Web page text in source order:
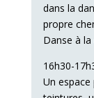
dans la
propre
Danse à
16h30-
Un